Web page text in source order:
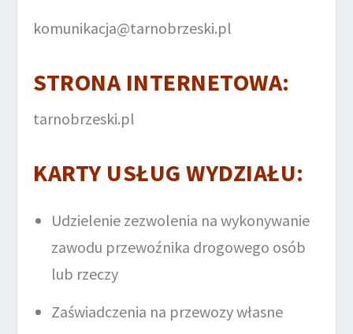
komunikacja@tarnobrzeski.pl
STRONA INTERNETOWA:
tarnobrzeski.pl
KARTY USŁUG WYDZIAŁU:
Udzielenie zezwolenia na wykonywanie
zawodu przewoźnika drogowego osób
lub rzeczy
Zaświadczenia na przewozy własne